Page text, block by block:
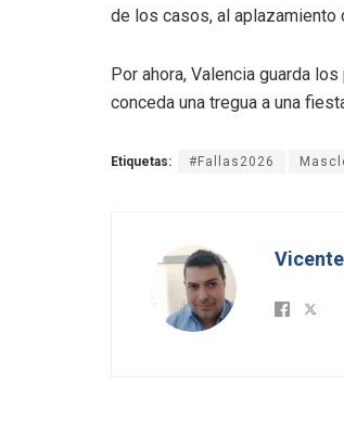
de los casos, al aplazamiento
Por ahora, Valencia guarda
conceda una tregua a una
Etiquetas: #Fallas2026